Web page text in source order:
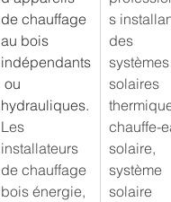
de chauffage
au bois
indépendants
ou
hydrauliques.
Les
installateurs
de chauffage
bois énergie,
s installant
des
systèmes
solaires
chauffe-
solaire,
système
solaire